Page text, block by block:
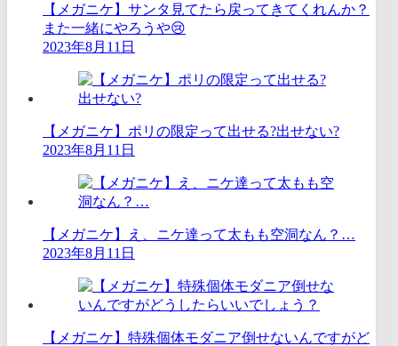
【メガニケ】サンタ見てたら戻ってきてくれんか？
また一緒にやろうや😢
2023年8月11日
【メガニケ】ポリの限定って出せる?出せない?
2023年8月11日
【メガニケ】え、ニケ達って太もも空洞なん？…
2023年8月11日
【メガニケ】特殊個体モダニア倒せないんですがど